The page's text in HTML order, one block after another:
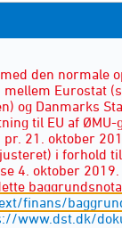
den normale
mellem Eurostat
og Danmarks
til EU af
pr. 21. oktober
i forhold
4. oktober
finans/
www.dst.dk/